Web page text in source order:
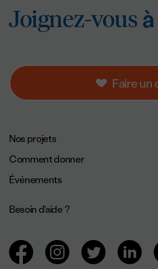
Faire un
Joignez-
Joignez-vous
Navigation de pied de page.
Nos projets
Comment donner
Événements
Besoin d'aide ?
Navigation des réseaux